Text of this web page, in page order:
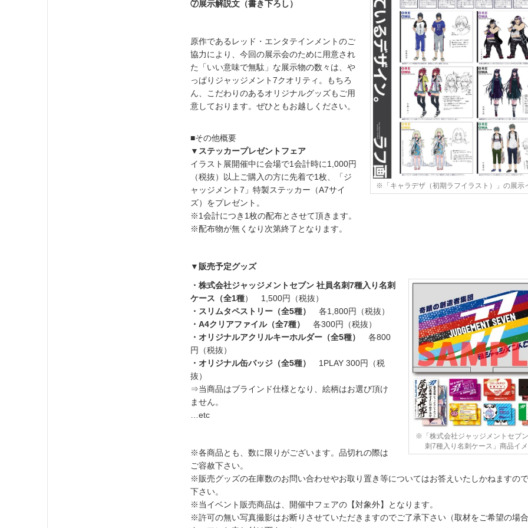
※「キャラデザ（初期ラフイラスト）」の展示
⑦展示解説文（書き下ろし）
原作であるレッド・エンタテインメントのご
協力により、今回の展示会のために用意され
た「いい意味で無駄」な展示物の数々は、や
っぱりジャッジメント7クオリティ。もちろ
ん、こだわりのあるオリジナルグッズもご用
意しております。ぜひともお越しください。
■その他概要
▼ステッカープレゼントフェア
イラスト展開催中に会場で1会計時に1,000円
（税抜）以上ご購入の方に先着で1枚、「ジ
ャッジメント7」特製ステッカー（A7サイ
ズ）をプレゼント。
※1会計につき1枚の配布とさせて頂きます。
※配布物が無くなり次第終了となります。
▼販売予定グッズ
※「株式会社ジャッジメントセブ
刺7種入り名刺ケース」商品イ
・株式会社ジャッジメントセブン 社員名刺7種入り名刺
ケース（全1種） 1,500円（税抜）
・スリムタペストリー（全5種）
各1,800円（税抜）
・A4クリアファイル（全7種）
各300円（税抜）
・オリジナルアクリルキーホルダー（全5種）
各800
円（税抜）
・オリジナル缶バッジ（全5種）
1PLAY 300円（税
抜）
⇒当商品はブラインド仕様となり、絵柄はお選び頂け
ません。
…etc
※各商品とも、数に限りがございます。品切れの際は
ご容赦下さい。
※販売グッズの在庫数のお問い合わせやお取り置き等についてはお答えいたしかねますの
下さい。
※当イベント販売商品は、開催中フェアの【対象外】となります。
※許可の無い写真撮影はお断りさせていただきますのでご了承下さい（取材をご希望の場